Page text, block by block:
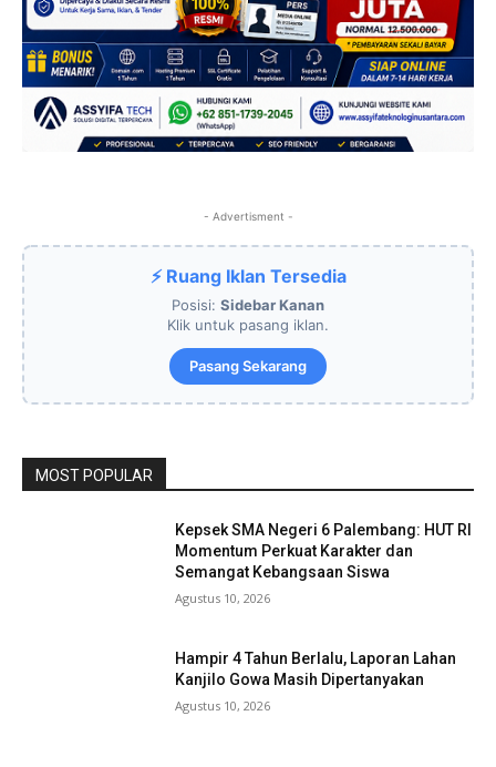
- Advertisment -
⚡ Ruang Iklan Tersedia
Posisi: Sidebar Kanan
Klik untuk pasang iklan.
Pasang Sekarang
MOST POPULAR
Kepsek SMA Negeri 6 Palembang: HUT RI
Momentum Perkuat Karakter dan
Semangat Kebangsaan Siswa
Agustus 10, 2026
Hampir 4 Tahun Berlalu, Laporan Lahan
Kanjilo Gowa Masih Dipertanyakan
Agustus 10, 2026